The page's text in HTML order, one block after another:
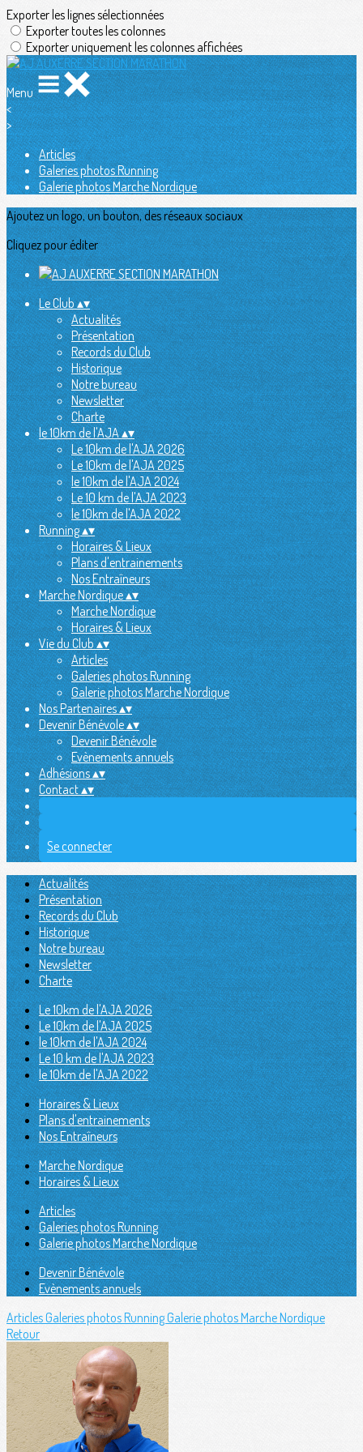
Exporter les lignes sélectionnées
Exporter toutes les colonnes
Exporter uniquement les colonnes affichées
Menu
<
>
Articles
Galeries photos Running
Galerie photos Marche Nordique
Ajoutez un logo, un bouton, des réseaux sociaux
Cliquez pour éditer
Le Club▴▾
Actualités
Présentation
Records du Club
Historique
Notre bureau
Newsletter
Charte
le 10km de l'AJA▴▾
Le 10km de l'AJA 2026
Le 10km de l'AJA 2025
le 10km de l'AJA 2024
Le 10 km de l'AJA 2023
le 10km de l'AJA 2022
Running▴▾
Horaires & Lieux
Plans d'entrainements
Nos Entraîneurs
Marche Nordique▴▾
Marche Nordique
Horaires & Lieux
Vie du Club▴▾
Articles
Galeries photos Running
Galerie photos Marche Nordique
Nos Partenaires▴▾
Devenir Bénévole▴▾
Devenir Bénévole
Evènements annuels
Adhésions▴▾
Contact▴▾
Se connecter
Actualités
Présentation
Records du Club
Historique
Notre bureau
Newsletter
Charte
Le 10km de l'AJA 2026
Le 10km de l'AJA 2025
le 10km de l'AJA 2024
Le 10 km de l'AJA 2023
le 10km de l'AJA 2022
Horaires & Lieux
Plans d'entrainements
Nos Entraîneurs
Marche Nordique
Horaires & Lieux
Articles
Galeries photos Running
Galerie photos Marche Nordique
Devenir Bénévole
Evènements annuels
ArticlesGaleries photos RunningGalerie photos Marche Nordique
Retour